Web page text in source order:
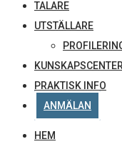
TALARE
UTSTÄLLARE
KUNSKAPSCENTER
PRAKTISK INFO
ANMÄLAN
HEM